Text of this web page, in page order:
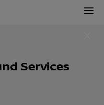
Services
≡